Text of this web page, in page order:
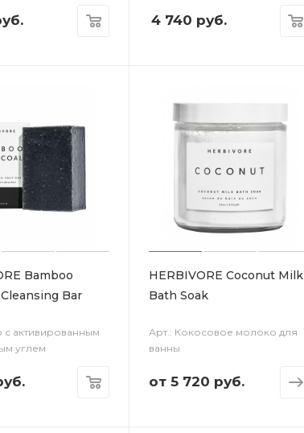
4 740 руб.
Bamboo
Bar
с активированным
углем
HERBIVORE Coconut Milk
Bath Soak
Арт.: Кокосовое молоко для
ванны
от 5 720 руб.